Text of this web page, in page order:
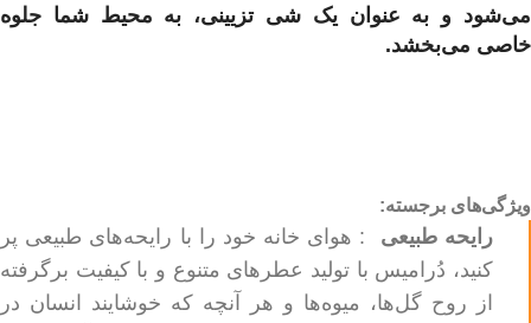
می‌شود و به عنوان یک شی تزیینی، به محیط شما جلوه
خاصی می‌بخشد.
ویژگی‌های برجسته:
رایحه طبیعی
: هوای خانه خود را با رایحه‌های طبیعی پر
کنید، دُرامیس با تولید عطرهای متنوع و با کیفیت برگرفته
از روح گل‌ها، میوه‌ها و هر آنچه که خوشایند انسان در